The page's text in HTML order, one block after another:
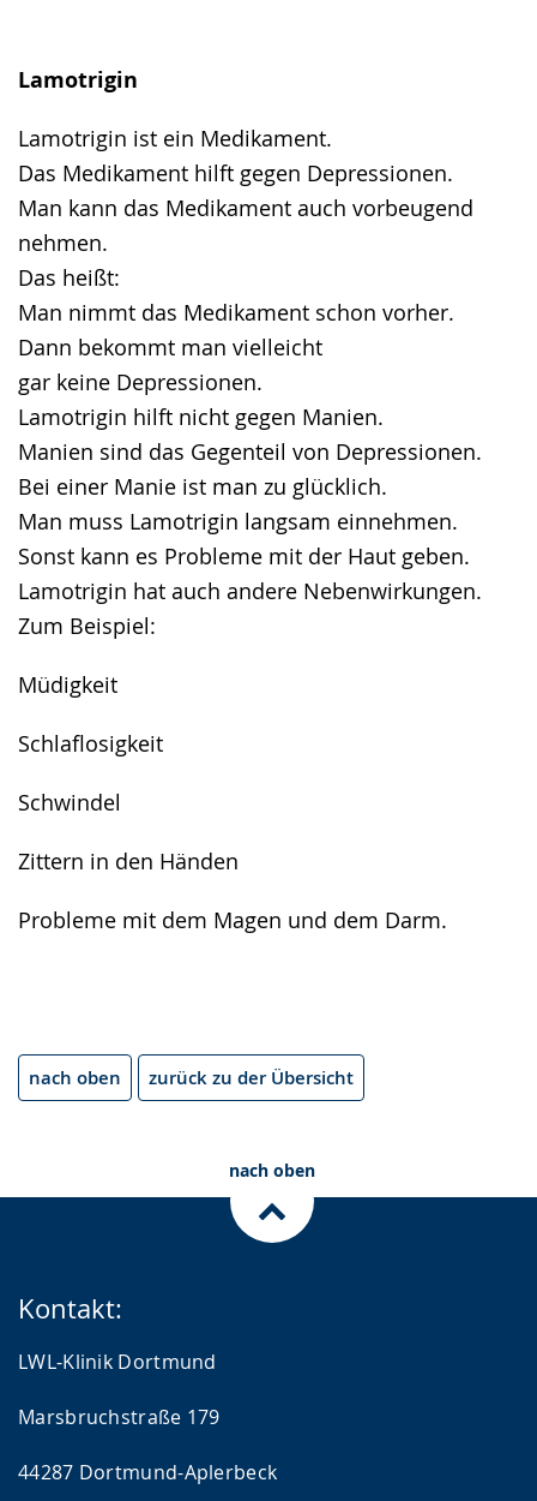
Lamotrigin
Lamotrigin ist ein Medikament.
Das Medikament hilft gegen Depressionen.
Man kann das Medikament auch vorbeugend
nehmen.
Das heißt:
Man nimmt das Medikament schon vorher.
Dann bekommt man vielleicht
gar keine Depressionen.
Lamotrigin hilft nicht gegen Manien.
Manien sind das Gegenteil von Depressionen.
Bei einer Manie ist man zu glücklich.
Man muss Lamotrigin langsam einnehmen.
Sonst kann es Probleme mit der Haut geben.
Lamotrigin hat auch andere Nebenwirkungen.
Zum Beispiel:
Müdigkeit
Schlaflosigkeit
Schwindel
Zittern in den Händen
Probleme mit dem Magen und dem Darm.
nach oben zurück zu der Übersicht
nach oben
Kontakt:
LWL-Klinik Dortmund
Marsbruchstraße 179
44287 Dortmund-Aplerbeck